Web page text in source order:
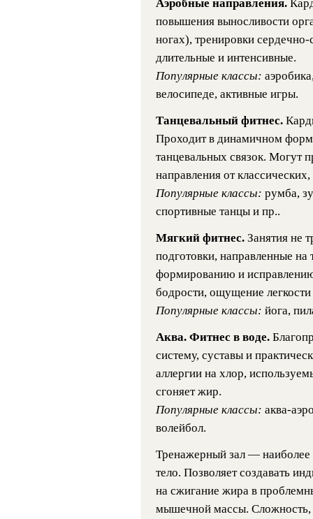
Аэробные направления.
повышения выносливости
ногах), тренировки
длительные и интенсивные.
Популярные классы:
велосипеде, активные игры.
Танцевальный фитнес.
Проходит в динамичном
танцевальных связок. Могут
направления от
Популярные классы: румба,
спортивные танцы и пр..
Мягкий фитнес. Занятия не
подготовки, направленные
формированию и
бодрости, ощущение легкости
Популярные классы: йога,
Аква. Фитнес в воде.
систему, суставы и
аллергии на хлор,
сгоняет жир.
Популярные классы: аква-
волейбол.
Тренажерный зал — наиболее
тело. Позволяет создавать
на сжигание жира в
мышечной массы. Сложность,